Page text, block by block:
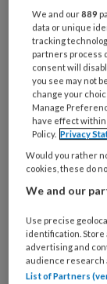
Foto: Sylvia van
van de
We and our889
data or unique
tracking
partners process
consent will
you see may not
change your
Manage
have effect within
Policy. Privacy
Would you rather
cookies, these do
We and our
Use precise
identification. Store
advertising and
audience research
List of Partners